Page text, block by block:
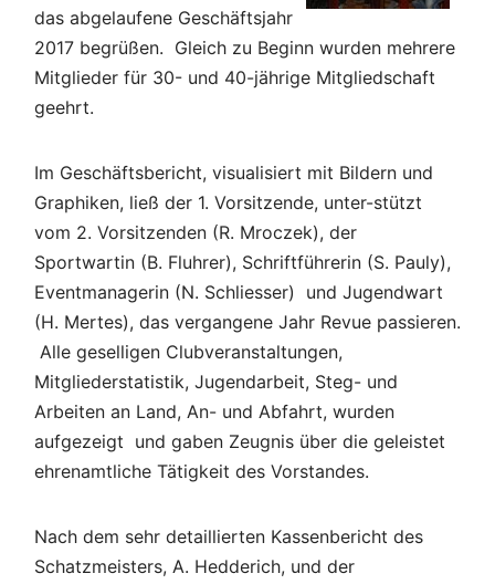
das abgelaufene Geschäftsjahr
2017 begrüßen. Gleich zu Beginn wurden mehrere
Mitglieder für 30- und 40-jährige Mitgliedschaft
geehrt.
Im Geschäftsbericht, visualisiert mit Bildern und
Graphiken, ließ der 1. Vorsitzende, unter-stützt
vom 2. Vorsitzenden (R. Mroczek), der
Sportwartin (B. Fluhrer), Schriftführerin (S. Pauly),
Eventmanagerin (N. Schliesser) und Jugendwart
(H. Mertes), das vergangene Jahr Revue passieren.
Alle geselligen Clubveranstaltungen,
Mitgliederstatistik, Jugendarbeit, Steg- und
Arbeiten an Land, An- und Abfahrt, wurden
aufgezeigt und gaben Zeugnis über die geleistet
ehrenamtliche Tätigkeit des Vorstandes.
Nach dem sehr detaillierten Kassenbericht des
Schatzmeisters, A. Hedderich, und der